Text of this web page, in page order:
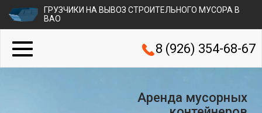
ГРУЗЧИКИ НА ВЫВОЗ СТРОИТЕЛЬНОГО МУСОРА В
ВАО
8 (926) 354-68-67
Аренда мусорных